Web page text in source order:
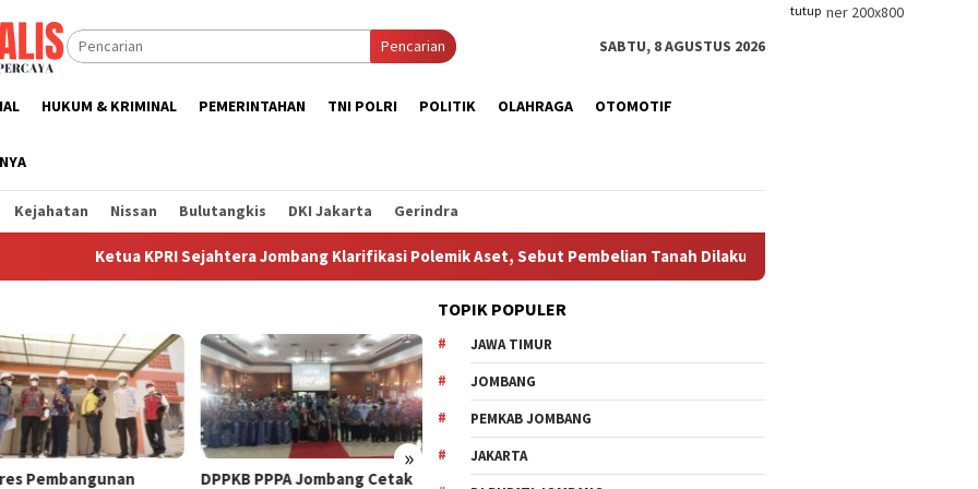
tutup
Pencarian SABTU, 8 AGUSTUS 2026
HUKUM & KRIMINAL PEMERINTAHAN TNI POLRI POLITIK OLAHRAGA OTOMOTIF
Kejahatan Nissan Bulutangkis DKI Jakarta Gerindra
Ketua KPRI Sejahtera Jombang Klarifikasi Polemik Aset, Sebut Pembelian Tanah Dilakukan Manajer Tanpa Persetujuan Pengurus
»
PPPA Jombang Cetak
Pemkab Jombang Tegaskan
Pencairan Kredit Sah, Bank
Ketua KPRI Sejahtera
TOPIK POPULER
JAWA TIMUR
JOMBANG
PEMKAB JOMBANG
JAKARTA